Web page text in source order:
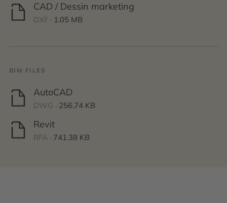
CAD / Dessin marketing
DXF · 1.05 MB
BIM FILES
AutoCAD
DWG · 256.74 KB
Revit
RFA · 741.38 KB